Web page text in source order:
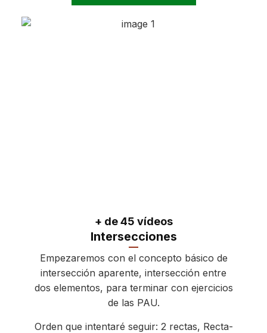
+ de 45 vídeos
Intersecciones
Empezaremos con el concepto básico de
intersección aparente, intersección entre
dos elementos, para terminar con ejercicios
de las PAU.
Orden que intentaré seguir: 2 rectas, Recta-